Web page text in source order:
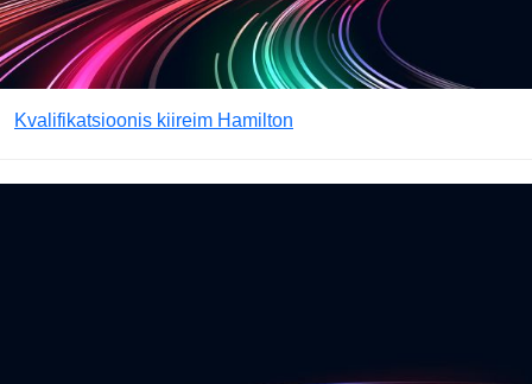
Kvalifikatsioonis kiireim Hamilton